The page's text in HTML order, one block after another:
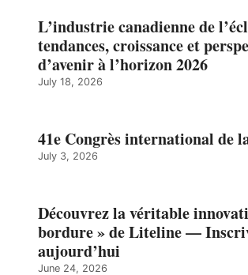
L’industrie canadienne de
tendances, croissance et
d’avenir à l’horizon 2026
July 18, 2026
41e Congrès international de
July 3, 2026
Découvrez la véritable
bordure » de Liteline —
aujourd’hui
June 24, 2026